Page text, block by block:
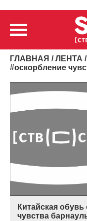
ГЛАВНАЯ /ЛЕНТА
#оскорбление
Китайская
чувства